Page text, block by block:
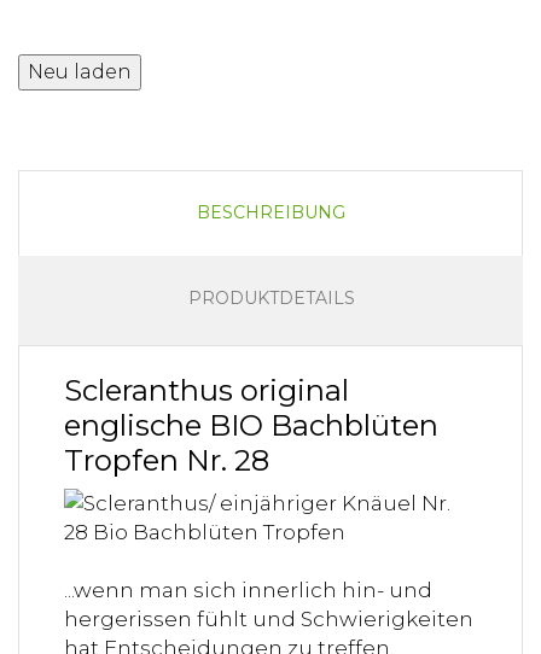
BESCHREIBUNG
PRODUKTDETAILS
Scleranthus original
englische BIO Bachblüten
Tropfen Nr. 28
...wenn man sich innerlich hin- und
hergerissen fühlt und Schwierigkeiten
hat Entscheidungen zu treffen.